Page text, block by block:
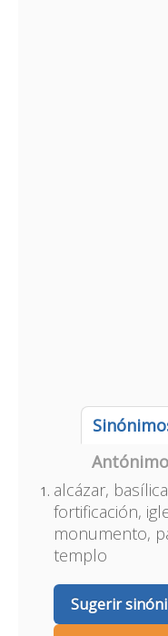
alcázar,
fortificación,
monumento,
templo
Sugerir